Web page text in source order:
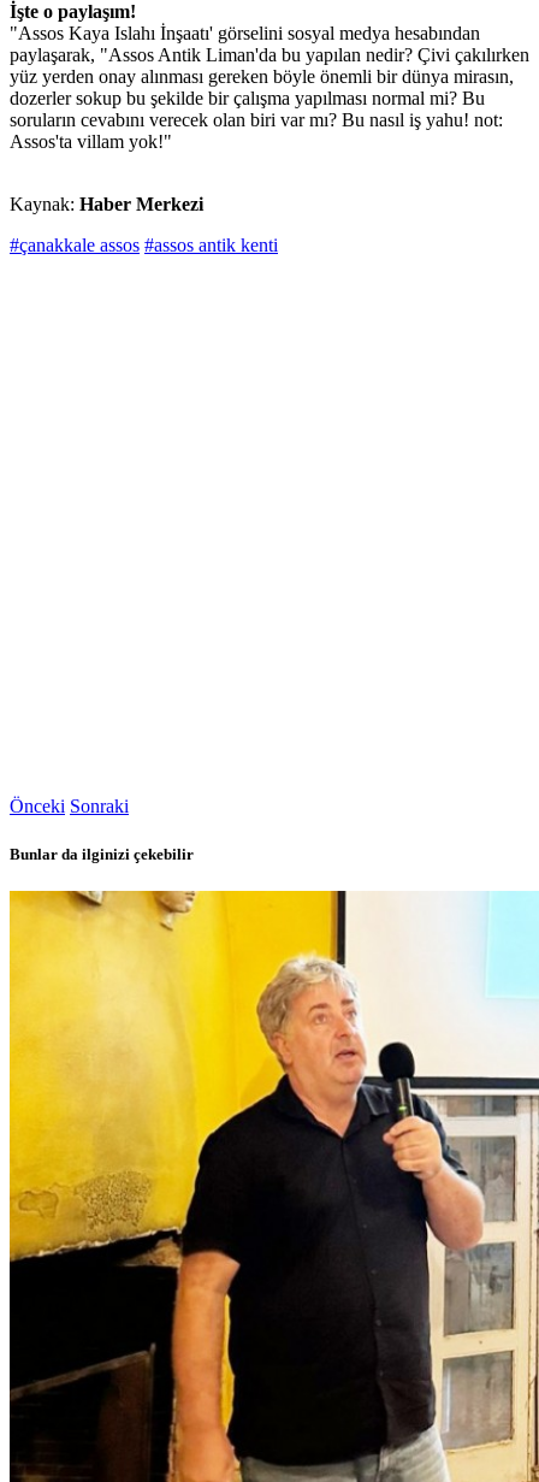
İşte o paylaşım!
"Assos Kaya Islahı İnşaatı' görselini sosyal medya hesabından
paylaşarak, "Assos Antik Liman'da bu yapılan nedir? Çivi çakılırken
yüz yerden onay alınması gereken böyle önemli bir dünya mirasın,
dozerler sokup bu şekilde bir çalışma yapılması normal mi? Bu
soruların cevabını verecek olan biri var mı? Bu nasıl iş yahu! not:
Assos'ta villam yok!"
Kaynak: Haber Merkezi
#çanakkale assos #assos antik kenti
Önceki Sonraki
Bunlar da ilginizi çekebilir